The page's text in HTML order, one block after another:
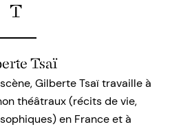
T
Tsaï
Gilberte Tsaï travaille à
théâtraux (récits de vie,
en France et à